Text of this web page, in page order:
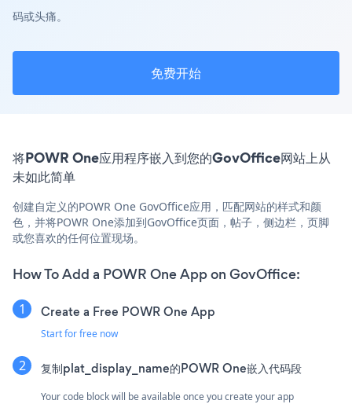
码或头痛。
免费开始
将POWR One应用程序嵌入到您的GovOffice网站上从
未如此简单
创建自定义的POWR One GovOffice应用，匹配网站的样式和颜
色，并将POWR One添加到GovOffice页面，帖子，侧边栏，页脚
或您喜欢的任何位置现场。
How To Add a POWR One App on GovOffice:
Create a Free POWR One App
Start for free now
复制plat_display_name的POWR One嵌入代码段
Your code block will be available once you create your app